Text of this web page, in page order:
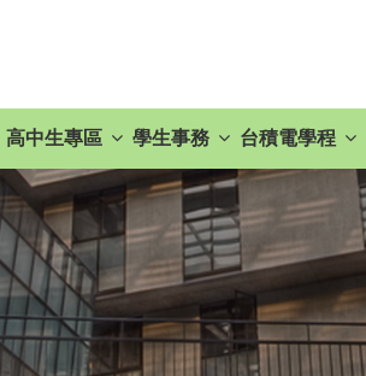
高中生專區 學生事務 台積電學程